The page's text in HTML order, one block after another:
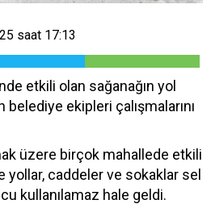
saat 17:13
etkili olan sağanağın yol
belediye ekipleri çalışmalarını
üzere birçok mahallede etkili
yollar, caddeler ve sokaklar sel
kullanılamaz hale geldi.